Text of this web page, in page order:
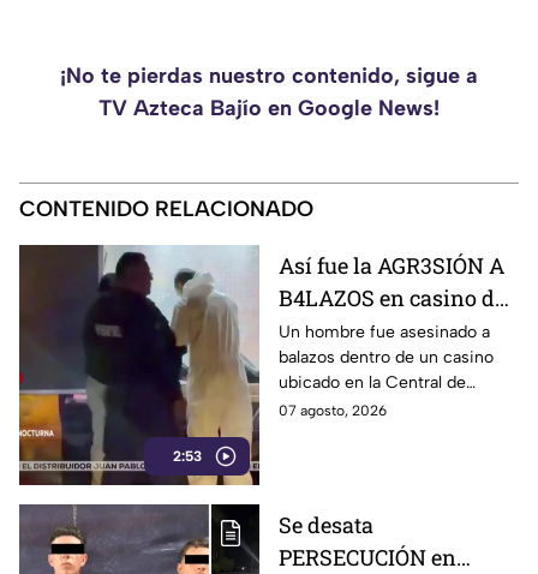
¡No te pierdas nuestro contenido, sigue a
TV Azteca Bajío en Google News!
CONTENIDO RELACIONADO
2:53
Así fue la AGR3SIÓN A
B4LAZOS en casino de
la Central de Abastos
que cobró la v1da de un
hombre, en León
Un hombre fue asesinado a
balazos dentro de un casino
ubicado en la Central de
Abastos de León. Sujetos
07 agosto, 2026
Se desata
PERSECUCIÓN en